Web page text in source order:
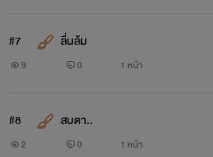
#7 ลื่นล้ม
9 0 1 หน้า
#8 สบตา..
2 0 1 หน้า